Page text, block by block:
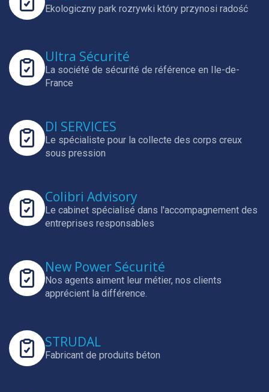
Ekologiczny park rozrywki który przynosi radość
Ultra Sécurité
La société de sécurité de référence en Ile-de-
France
DI SERVICES
Le spécialiste pour la collecte des corps creux
sous pression
Colibri Advisory
Le cabinet spécialisé dans l'accompagnement des
entreprises responsables
New Power Sécurité
Nos agents aiment leur métier, nos clients
apprécient la différence.
STRUDAL
Fabricant de produits béton